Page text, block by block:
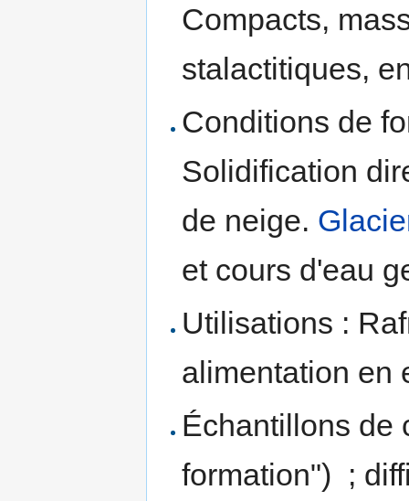
Compacts,
stalactitiques,
Conditions de
Solidification
de neige.
et cours d'eau
Utilisations :
alimentation
Échantillons de
formation") ;